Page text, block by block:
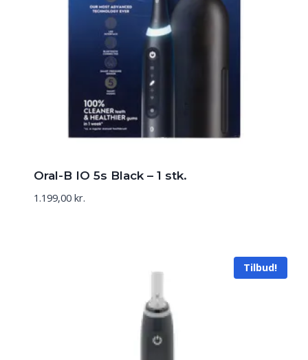
Oral-B IO 5s Black – 1 stk.
1.199,00 kr.
Tilbud!